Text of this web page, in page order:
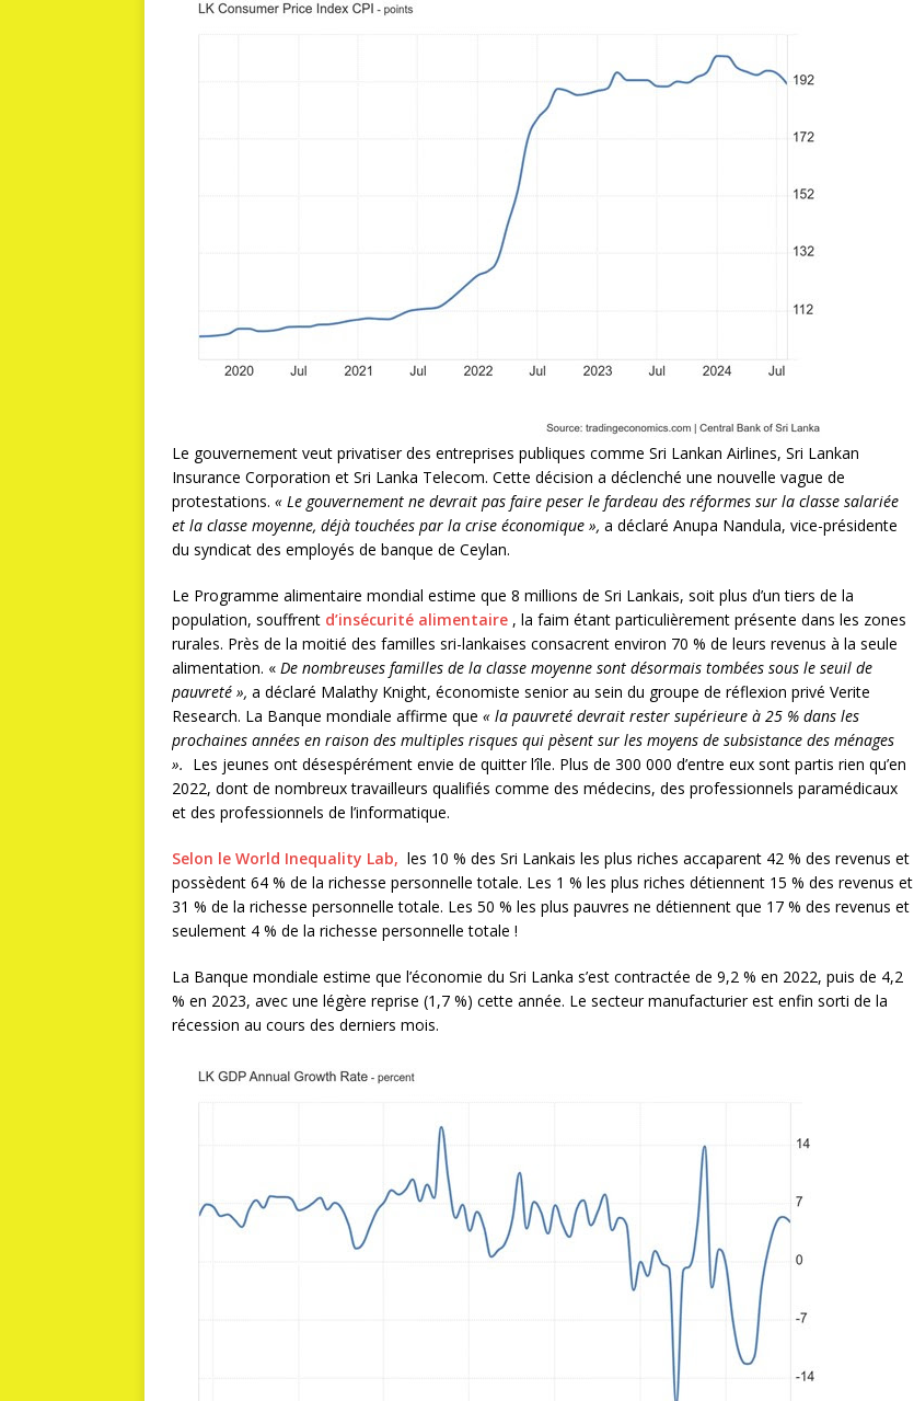
Le gouvernement veut privatiser des entreprises publiques comme Sri Lankan Airlines, Sri Lankan
Insurance Corporation et Sri Lanka Telecom. Cette décision a déclenché une nouvelle vague de
protestations. « Le gouvernement ne devrait pas faire peser le fardeau des réformes sur la classe salariée
et la classe moyenne, déjà touchées par la crise économique », a déclaré Anupa Nandula, vice-présidente
du syndicat des employés de banque de Ceylan.
Le Programme alimentaire mondial estime que 8 millions de Sri Lankais, soit plus d’un tiers de la
population, souffrent d’insécurité alimentaire , la faim étant particulièrement présente dans les zones
rurales. Près de la moitié des familles sri-lankaises consacrent environ 70 % de leurs revenus à la seule
alimentation. « De nombreuses familles de la classe moyenne sont désormais tombées sous le seuil de
pauvreté », a déclaré Malathy Knight, économiste senior au sein du groupe de réflexion privé Verite
Research. La Banque mondiale affirme que « la pauvreté devrait rester supérieure à 25 % dans les
prochaines années en raison des multiples risques qui pèsent sur les moyens de subsistance des ménages
». Les jeunes ont désespérément envie de quitter l’île. Plus de 300 000 d’entre eux sont partis rien qu’en
2022, dont de nombreux travailleurs qualifiés comme des médecins, des professionnels paramédicaux
et des professionnels de l’informatique.
Selon le World Inequality Lab, les 10 % des Sri Lankais les plus riches accaparent 42 % des revenus et
possèdent 64 % de la richesse personnelle totale. Les 1 % les plus riches détiennent 15 % des revenus et
31 % de la richesse personnelle totale. Les 50 % les plus pauvres ne détiennent que 17 % des revenus et
seulement 4 % de la richesse personnelle totale !
La Banque mondiale estime que l’économie du Sri Lanka s’est contractée de 9,2 % en 2022, puis de 4,2
% en 2023, avec une légère reprise (1,7 %) cette année. Le secteur manufacturier est enfin sorti de la
récession au cours des derniers mois.